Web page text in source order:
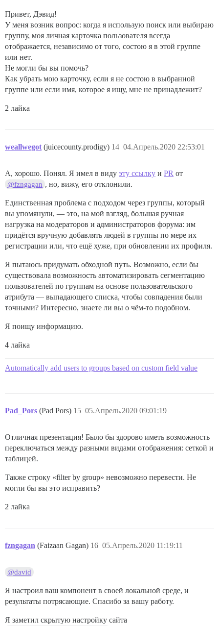
Привет, Дэвид!
У меня возник вопрос: когда я использую поиск или выбираю
группу, моя личная карточка пользователя всегда
отображается, независимо от того, состою я в этой группе
или нет.
Не могли бы вы помочь?
Как убрать мою карточку, если я не состою в выбранной
группе или если имя, которое я ищу, мне не принадлежит?
2 лайка
weallwegot (juicecounty.prodigy) 04.Апрель.2020 22:53:01
14
А, хорошо. Понял. Я имел в виду эту ссылку и PR от
@fzngagan , но, вижу, его отклонили.
Единственная проблема с подходом через группы, который
вы упомянули, — это, на мой взгляд, большая ручная
нагрузка на модераторов и администраторов форума: им
придётся вручную добавлять людей в группы по мере их
регистрации или, что ещё хуже, при обновлении их профиля.
Я пытаюсь придумать обходной путь. Возможно, если бы
существовала возможность автоматизировать сегментацию
пользователей по группам на основе пользовательского
атрибута — выпадающего списка, чтобы совпадения были
точными? Интересно, знаете ли вы о чём-то подобном.
Я поищу информацию.
4 лайка
Automatically add users to groups based on custom field value
Pad_Pors (Pad Pors) 05.Апрель.2020 09:01:19
15
Отличная презентация! Было бы здорово иметь возможность
переключаться между разными видами отображения: сеткой и
таблицей.
Также строку «filter by group» невозможно перевести. Не
могли бы вы это исправить?
2 лайка
fzngagan (Faizaan Gagan) 05.Апрель.2020 11:19:11
16
@david
Я настроил ваш компонент в своей локальной среде, и
результаты потрясающие. Спасибо за вашу работу.
Я заметил скрытую настройку сайта